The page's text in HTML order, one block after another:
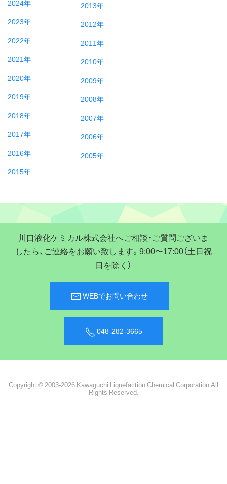
2024年
2023年
2022年
2021年
2020年
2019年
2018年
2017年
2016年
2015年
2013年
2012年
2011年
2010年
2009年
2008年
2007年
2006年
2005年
川口液化ケミカル株式会社へご相談・ご質問ございま
したら、ご連絡をお願い致します。9:00〜17:00（土日祝
日を除く）
WEBでお問い合わせ
048-282-3665
Copyright © 2003-2026 Kawaguchi Liquefaction Chemical Corporation All
Rights Reserved.